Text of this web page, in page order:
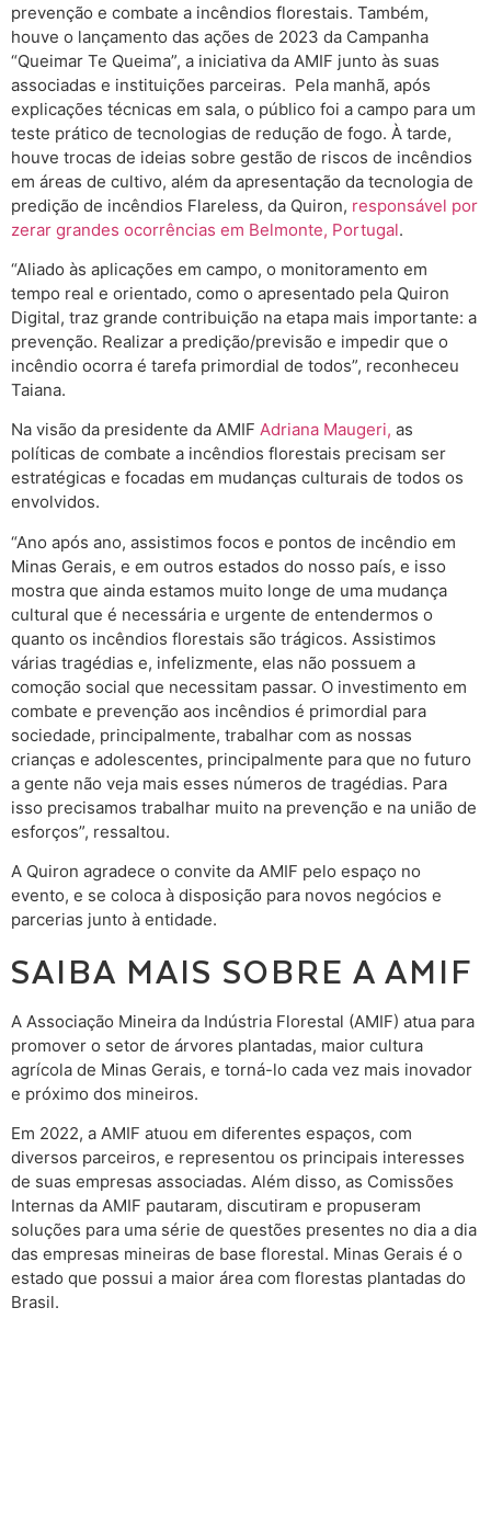
prevenção e combate a incêndios florestais. Também,
houve o lançamento das ações de 2023 da Campanha
“Queimar Te Queima”, a iniciativa da AMIF junto às suas
associadas e instituições parceiras. Pela manhã, após
explicações técnicas em sala, o público foi a campo para um
teste prático de tecnologias de redução de fogo. À tarde,
houve trocas de ideias sobre gestão de riscos de incêndios
em áreas de cultivo, além da apresentação da tecnologia de
predição de incêndios Flareless, da Quiron, responsável por
zerar grandes ocorrências em Belmonte, Portugal.
“Aliado às aplicações em campo, o monitoramento em
tempo real e orientado, como o apresentado pela Quiron
Digital, traz grande contribuição na etapa mais importante: a
prevenção. Realizar a predição/previsão e impedir que o
incêndio ocorra é tarefa primordial de todos”, reconheceu
Taiana.
Na visão da presidente da AMIF Adriana Maugeri, as
políticas de combate a incêndios florestais precisam ser
estratégicas e focadas em mudanças culturais de todos os
envolvidos.
“Ano após ano, assistimos focos e pontos de incêndio em
Minas Gerais, e em outros estados do nosso país, e isso
mostra que ainda estamos muito longe de uma mudança
cultural que é necessária e urgente de entendermos o
quanto os incêndios florestais são trágicos. Assistimos
várias tragédias e, infelizmente, elas não possuem a
comoção social que necessitam passar. O investimento em
combate e prevenção aos incêndios é primordial para
sociedade, principalmente, trabalhar com as nossas
crianças e adolescentes, principalmente para que no futuro
a gente não veja mais esses números de tragédias. Para
isso precisamos trabalhar muito na prevenção e na união de
esforços”, ressaltou.
A Quiron agradece o convite da AMIF pelo espaço no
evento, e se coloca à disposição para novos negócios e
parcerias junto à entidade.
SAIBA MAIS SOBRE A AMIF
A Associação Mineira da Indústria Florestal (AMIF) atua para
promover o setor de árvores plantadas, maior cultura
agrícola de Minas Gerais, e torná-lo cada vez mais inovador
e próximo dos mineiros.
Em 2022, a AMIF atuou em diferentes espaços, com
diversos parceiros, e representou os principais interesses
de suas empresas associadas. Além disso, as Comissões
Internas da AMIF pautaram, discutiram e propuseram
soluções para uma série de questões presentes no dia a dia
das empresas mineiras de base florestal. Minas Gerais é o
estado que possui a maior área com florestas plantadas do
Brasil.